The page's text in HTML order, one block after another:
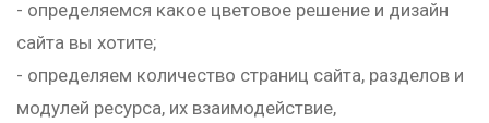
- определяемся какое цветовое решение и дизайн
сайта вы хотите;
- определяем количество страниц сайта, разделов и
модулей ресурса, их взаимодействие,